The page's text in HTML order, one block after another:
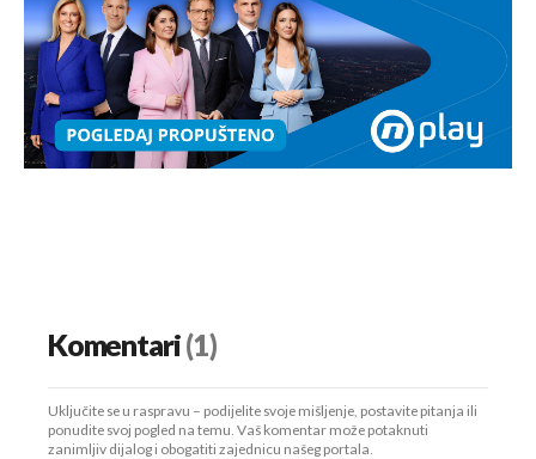
Komentari(1)
Uključite se u raspravu – podijelite svoje mišljenje, postavite pitanja ili
ponudite svoj pogled na temu. Vaš komentar može potaknuti
zanimljiv dijalog i obogatiti zajednicu našeg portala.